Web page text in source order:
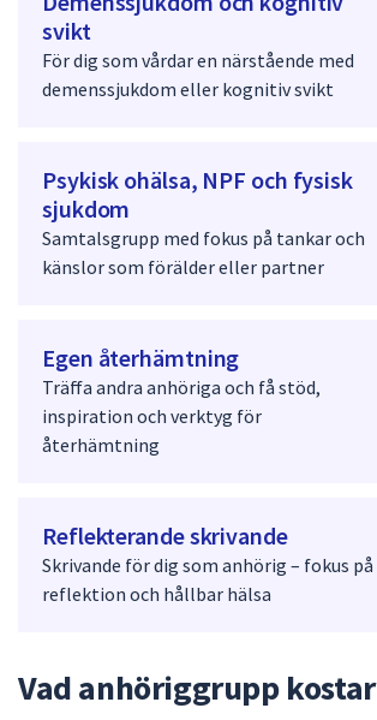
svikt
För dig som vårdar en närstående med
demenssjukdom eller kognitiv svikt
Psykisk ohälsa, NPF och fysisk
sjukdom
Samtalsgrupp med fokus på tankar och
känslor som förälder eller partner
Egen återhämtning
Träffa andra anhöriga och få stöd,
inspiration och verktyg för
återhämtning
Reflekterande skrivande
Skrivande för dig som anhörig – fokus på
reflektion och hållbar hälsa
Vad anhöriggrupp kostar